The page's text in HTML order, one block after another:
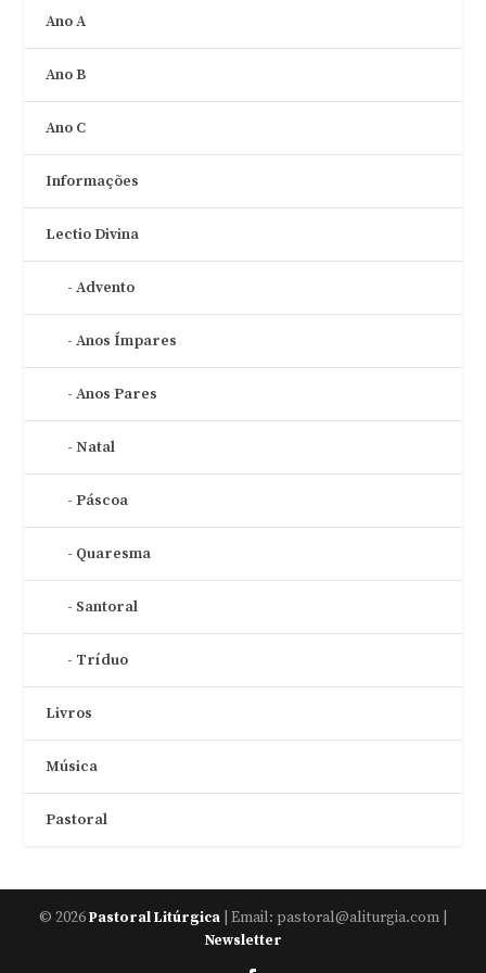
Ano A
Ano B
Ano C
Informações
Lectio Divina
Advento
Anos Ímpares
Anos Pares
Natal
Páscoa
Quaresma
Santoral
Tríduo
Livros
Música
Pastoral
© 2026Pastoral Litúrgica | Email: pastoral@aliturgia.com |
Newsletter